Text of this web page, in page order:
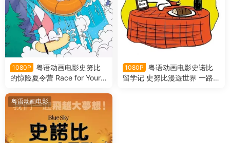
1080P
粤语动画电影史努比
的惊险夏令营 Race for Your L
1080P
粤语动画电影史诺比
留学记 史努比漫遊世界 一路
粤语动画电影